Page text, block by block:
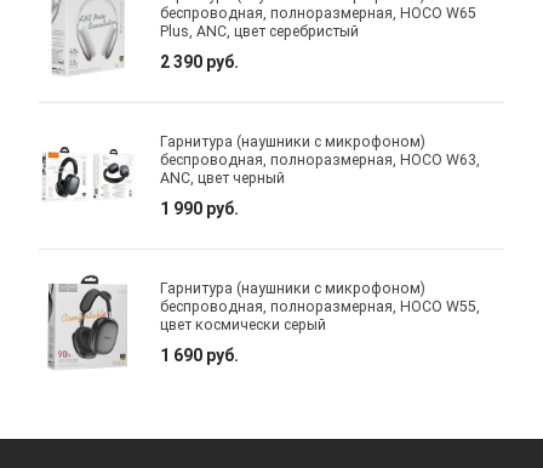
беспроводная, полноразмерная, HOCO W65
Plus, ANC, цвет серебристый
2 390 руб.
Гарнитура (наушники с микрофоном)
беспроводная, полноразмерная, HOCO W63,
ANC, цвет черный
1 990 руб.
Гарнитура (наушники с микрофоном)
беспроводная, полноразмерная, HOCO W55,
цвет космически серый
1 690 руб.